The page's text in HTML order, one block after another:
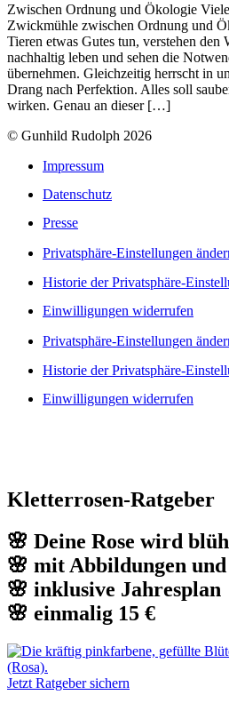
Zwischen Ordnung und Ökologie
Zwickmühle zwischen Ordnung und
Tieren etwas Gutes tun, verstehen den
nachhaltig leben und sehen die
übernehmen. Gleichzeitig herrscht in
Drang nach Perfektion. Alles soll
wirken. Genau an dieser […]
© Gunhild Rudolph 2026
Impressum
Datenschutz
Presse
Privatsphäre-Einstellungen
Historie der Privatsphäre-
Einwilligungen widerrufen
Privatsphäre-Einstellungen
Historie der Privatsphäre-
Einwilligungen widerrufen
Kletterrosen-Ratgeber
🌸 Deine Rose wird
🌸 mit Abbildungen
🌸 inklusive Jahresplan
🌸 einmalig 15 €
Jetzt Ratgeber sichern